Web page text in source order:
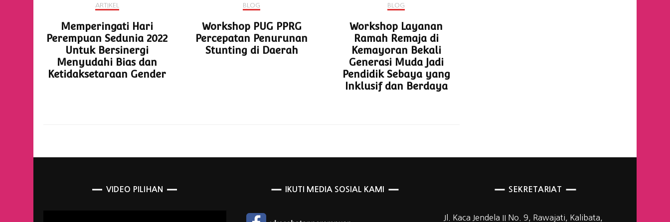
ARTIKEL
Memperingati Hari
Perempuan Sedunia 2022
Untuk Bersinergi
Menyudahi Bias dan
Ketidaksetaraan Gender
BLOG
Workshop PUG PPRG
Percepatan Penurunan
Stunting di Daerah
BLOG
Workshop Layanan
Ramah Remaja di
Kemayoran Bekali
Generasi Muda Jadi
Pendidik Sebaya yang
Inklusif dan Berdaya
VIDEO PILIHAN IKUTI MEDIA SOSIAL KAMI SEKRETARIAT
Jl. Kaca Jendela II No. 9, Rawajati, Kalibata,